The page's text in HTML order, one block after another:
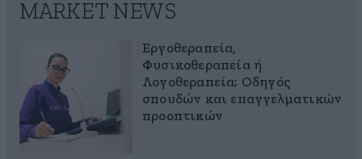
MARKET NEWS
Εργοθεραπεία,
Φυσικοθεραπεία ή
Λογοθεραπεία; Οδηγός
σπουδών και επαγγελματικών
προοπτικών